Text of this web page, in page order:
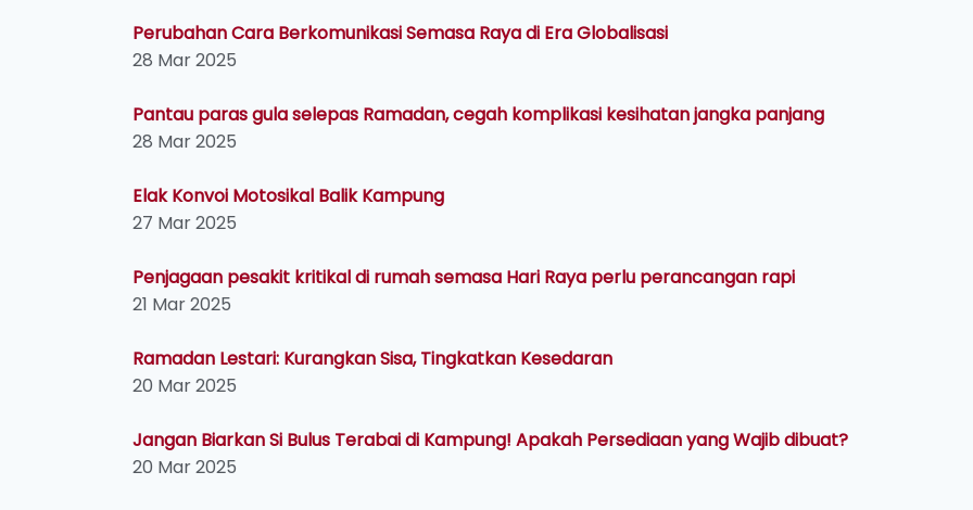
Perubahan Cara Berkomunikasi Semasa Raya di Era Globalisasi
28 Mar 2025
Pantau paras gula selepas Ramadan, cegah komplikasi kesihatan jangka panjang
28 Mar 2025
Elak Konvoi Motosikal Balik Kampung
27 Mar 2025
Penjagaan pesakit kritikal di rumah semasa Hari Raya perlu perancangan rapi
21 Mar 2025
Ramadan Lestari: Kurangkan Sisa, Tingkatkan Kesedaran
20 Mar 2025
Jangan Biarkan Si Bulus Terabai di Kampung! Apakah Persediaan yang Wajib dibuat?
20 Mar 2025